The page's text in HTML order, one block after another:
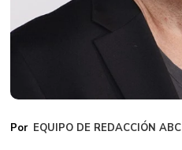
EQUIPO DE REDACCIÓN ABC